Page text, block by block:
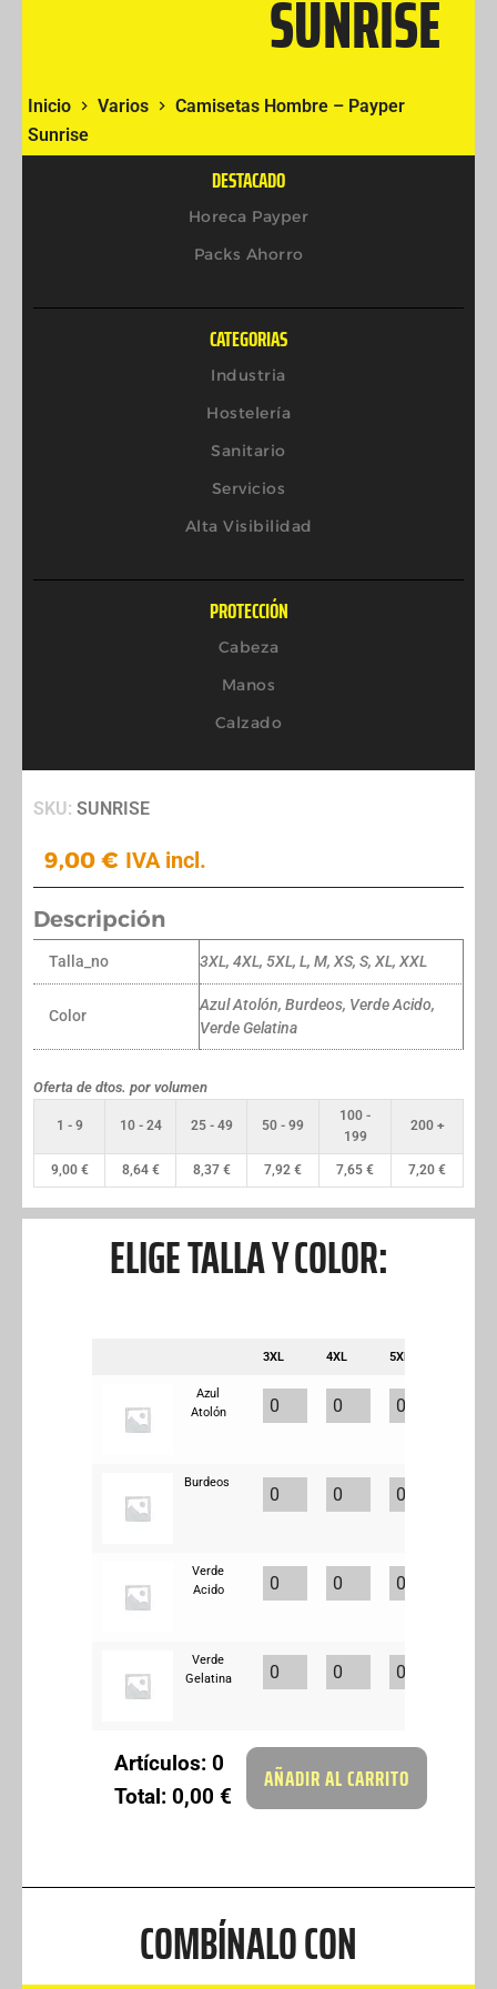
SUNRISE
Inicio Varios
Camisetas Hombre – Payper
Sunrise
DESTACADO
Horeca Payper
Packs Ahorro
CATEGORIAS
Industria
Hostelería
Sanitario
Servicios
Alta Visibilidad
PROTECCIÓN
Cabeza
Manos
Calzado
SKU: SUNRISE
9,00 € IVA incl.
Descripción
Talla_no 3XL, 4XL, 5XL, L, M, XS, S, XL, XXL
Color
Azul Atolón, Burdeos, Verde Acido,
Verde Gelatina
Oferta de dtos. por volumen
1 - 9 10 - 24 25 - 49 50 - 99
100 -
199
200 +
9,00 € 8,64 € 8,37 € 7,92 € 7,65 € 7,20 €
ELIGE TALLA Y COLOR:
3XL 4XL 5XL
Azul
Atolón
Burdeos
Verde
Acido
Verde
Gelatina
Artículos: 0
Total: 0,00 €
total
0,00 €
AÑADIR AL CARRITO
COMBÍNALO CON